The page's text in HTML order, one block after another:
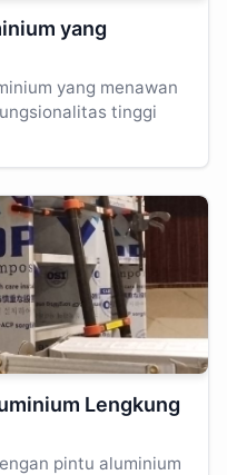
yang
yang menawan
tinggi
Lengkung
pintu aluminium